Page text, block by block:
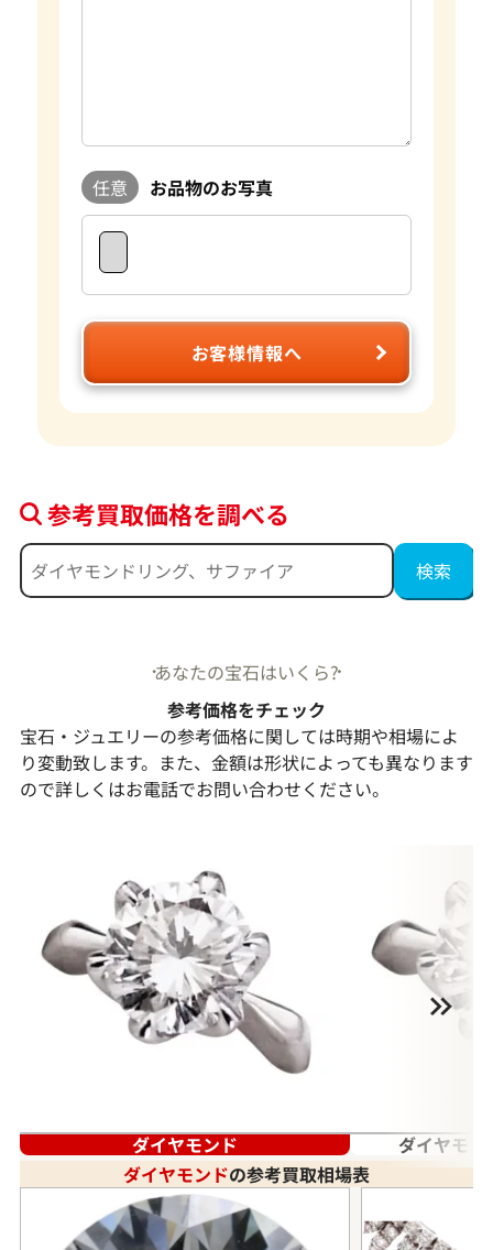
任意 お品物のお写真
お客様情報へ
参考買取価格を調べる
あなたの宝石はいくら?
参考価格をチェック
宝石・ジュエリーの参考価格に関しては時期や相場によ
り変動致します。また、金額は形状によっても異なります
ので詳しくはお電話でお問い合わせください。
ダイヤモンド
ダイヤモ
ダイヤモンドの参考買取相場表